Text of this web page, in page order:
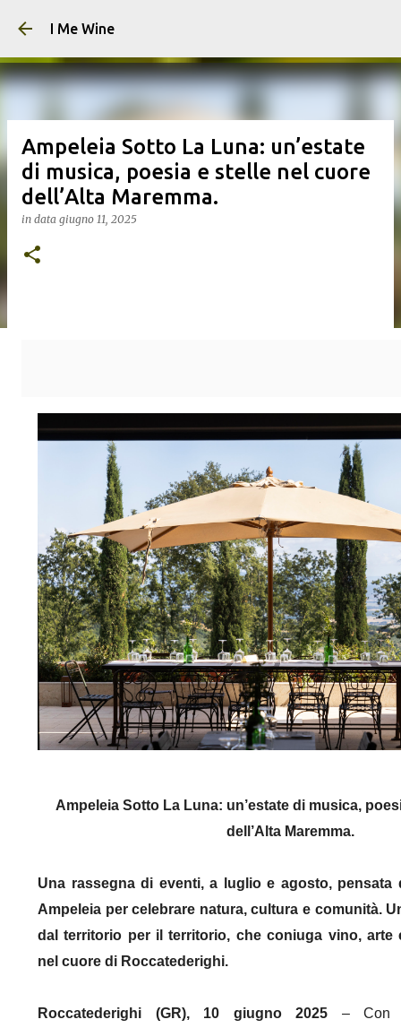
I Me Wine
Ampeleia Sotto La Luna: un’estate
di musica, poesia e stelle nel cuore
dell’Alta Maremma.
in data giugno 11, 2025
Ampeleia Sotto La Luna: un’estate di musica,
dell’Alta Maremma.
Una rassegna di eventi, a luglio e agosto, pensata
Ampeleia per celebrare natura, cultura e comunità.
dal territorio per il territorio, che coniuga vino, arte
nel cuore di Roccatederighi.
Roccatederighi (GR), 10 giugno 2025 –